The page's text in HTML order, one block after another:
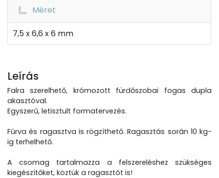
Méret
7,5 x 6,6 x 6 mm
Leírás
Falra szerelhető, krómozott fürdőszobai fogas dupla
akasztóval.
Egyszerű, letisztult formatervezés.
Fúrva és ragasztva is rögzíthető. Ragasztás során 10 kg-
ig terhelhető.
A csomag tartalmazza a felszereléshez szükséges
kiegészítőket, köztük a ragasztót is!